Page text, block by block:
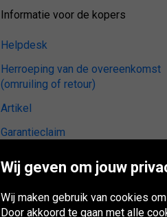
Informatie voor de kopers
Helpdesk
Herroeping van de overeenkomst
(omruiling of retour)
Artikel
Garantieclaim
Algemene voorwaarden
Banden reviews
Wij geven om jouw
Wij maken gebruik van cookies
Door akkoord te gaan met alle